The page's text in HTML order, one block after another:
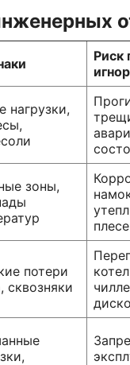
Риск
нагрузки,
зоны,
потери
сквозняки